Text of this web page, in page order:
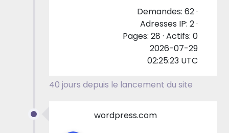
Demandes: 62 ·
Adresses IP: 2 ·
Pages: 28 · Actifs: 0
2026-07-29
02:25:23 UTC
40 jours depuis le lancement du site
wordpress.com